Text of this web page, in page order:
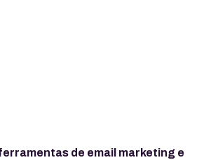
de email marketing e